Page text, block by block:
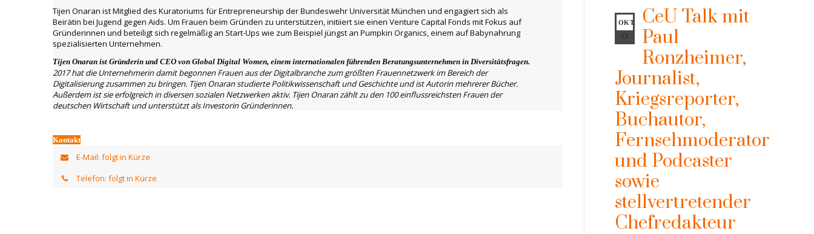
Tijen Onaran ist Mitglied des Kuratoriums für Entrepreneurship der Bundeswehr Universität München und engagiert sich als
Beirätin bei Jugend gegen Aids. Um Frauen beim Gründen zu unterstützen, initiiert sie einen Venture Capital Fonds mit Fokus auf
Gründerinnen und beteiligt sich regelmäßig an Start-Ups wie zum Beispiel jüngst an Pumpkin Organics, einem auf Babynahrung
spezialisierten Unternehmen.
Tijen Onaran ist Gründerin und CEO von Global Digital Women, einem internationalen führenden Beratungsunternehmen in Diversitätsfragen.
2017 hat die Unternehmerin damit begonnen Frauen aus der Digitalbranche zum größten Frauennetzwerk im Bereich der
Digitalisierung zusammen zu bringen. Tijen Onaran studierte Politikwissenschaft und Geschichte und ist Autorin mehrerer Bücher.
Außerdem ist sie erfolgreich in diversen sozialen Netzwerken aktiv. Tijen Onaran zählt zu den 100 einflussreichsten Frauen der
deutschen Wirtschaft und unterstützt als Investorin Gründerinnen.
Kontakt
E-Mail: folgt in Kürze
Telefon: folgt in Kürze
OKT.
CeU Talk mit
Paul
Ronzheimer,
Journalist,
Kriegsreporter,
Buchautor,
Fernsehmoderator
und Podcaster
sowie
stellvertretender
Chefredakteur